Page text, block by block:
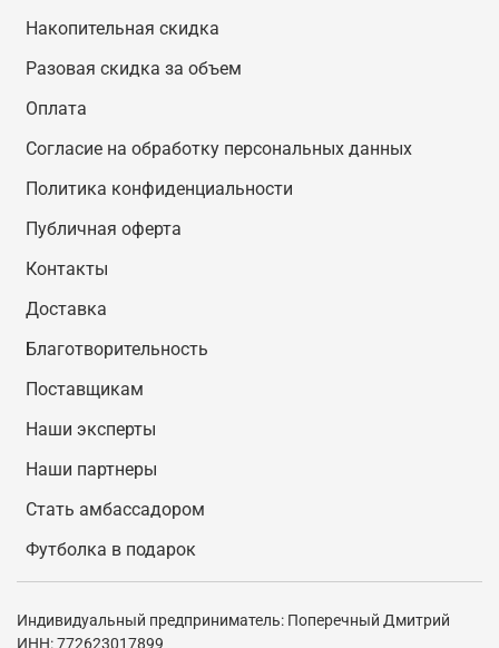
Накопительная скидка
Разовая скидка за объем
Оплата
Согласие на обработку персональных данных
Политика конфиденциальности
Публичная оферта
Контакты
Доставка
Благотворительность
Поставщикам
Наши эксперты
Наши партнеры
Стать амбассадором
Футболка в подарок
Индивидуальный предприниматель: Поперечный Дмитрий
ИНН: 772623017899